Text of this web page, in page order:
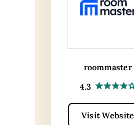
roommaster
4.3
Visit Website